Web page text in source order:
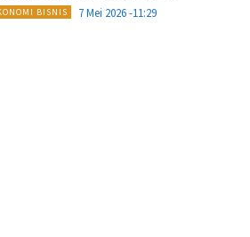
BISNIS 7 Mei 2026 -11:29